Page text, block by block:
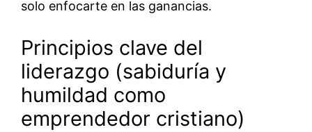
solo enfocarte en las ganancias.
Principios clave del
liderazgo (sabiduría y
humildad como
emprendedor cristiano)